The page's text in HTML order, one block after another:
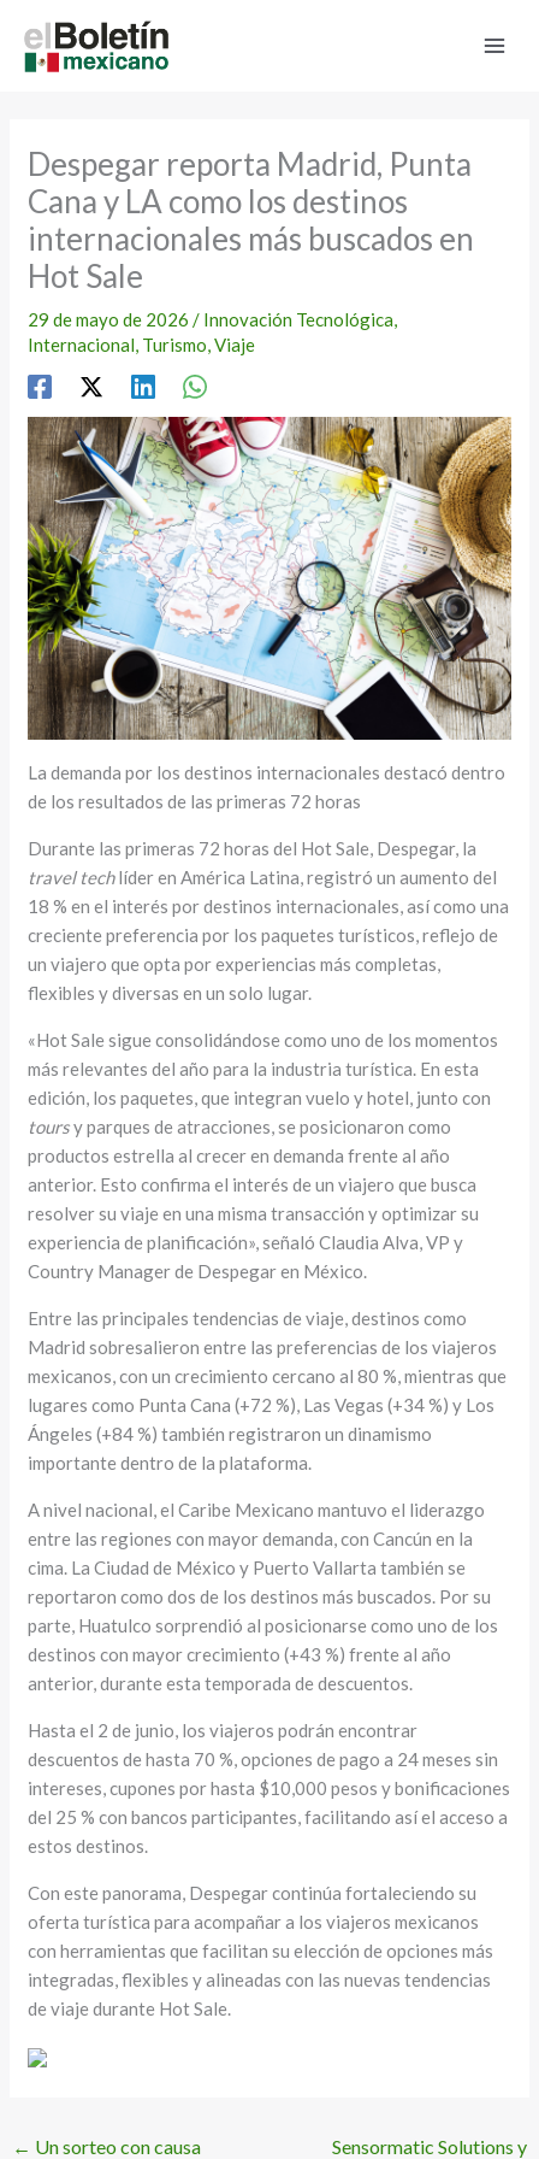
contenido
Despegar reporta Madrid, Punta
Cana y LA como los destinos
internacionales más buscados en
Hot Sale
29 de mayo de 2026/ Innovación Tecnológica,
Internacional, Turismo,Viaje
La demanda por los destinos internacionales destacó dentro
de los resultados de las primeras 72 horas
Durante las primeras 72 horas del Hot Sale, Despegar, la
travel techlíder en América Latina, registró un aumento del
18 % en el interés por destinos internacionales, así como una
creciente preferencia por los paquetes turísticos, reflejo de
un viajero que opta por experiencias más completas,
flexibles y diversas en un solo lugar.
«Hot Sale sigue consolidándose como uno de los momentos
más relevantes del año para la industria turística. En esta
edición, los paquetes, que integran vuelo y hotel, junto con
toursy parques de atracciones, se posicionaron como
productos estrella al crecer en demanda frente al año
anterior. Esto confirma el interés de un viajero que busca
resolver su viaje en una misma transacción y optimizar su
experiencia de planificación», señaló Claudia Alva, VP y
Country Manager de Despegar en México.
Entre las principales tendencias de viaje, destinos como
Madrid sobresalieron entre las preferencias de los viajeros
mexicanos, con un crecimiento cercano al 80 %, mientras que
lugares como Punta Cana (+72 %), Las Vegas (+34 %) y Los
Ángeles (+84 %) también registraron un dinamismo
importante dentro de la plataforma.
A nivel nacional, el Caribe Mexicano mantuvo el liderazgo
entre las regiones con mayor demanda, con Cancún en la
cima. La Ciudad de México y Puerto Vallarta también se
reportaron como dos de los destinos más buscados. Por su
parte, Huatulco sorprendió al posicionarse como uno de los
destinos con mayor crecimiento (+43 %) frente al año
anterior, durante esta temporada de descuentos.
Hasta el 2 de junio, los viajeros podrán encontrar
descuentos de hasta 70 %, opciones de pago a 24 meses sin
intereses, cupones por hasta $10,000 pesos y bonificaciones
del 25 % con bancos participantes, facilitando así el acceso a
estos destinos.
Con este panorama, Despegar continúa fortaleciendo su
oferta turística para acompañar a los viajeros mexicanos
con herramientas que facilitan su elección de opciones más
integradas, flexibles y alineadas con las nuevas tendencias
de viaje durante Hot Sale.
← Un sorteo con causa Sensormatic Solutions y